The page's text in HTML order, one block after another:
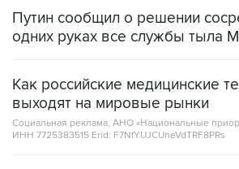
Путин сообщил о решении
одних руках все службы тыла
Как российские медицинские
выходят на мировые рынки
Социальная реклама, АНО «Национальные
ИНН 7725383515 Erid: F7NfYUJCUneVdTRF8PRs